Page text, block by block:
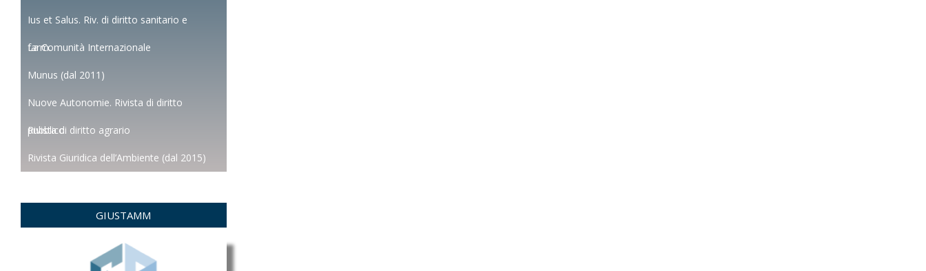
Ius et Salus. Riv. di diritto sanitario e
farm.
La Comunità Internazionale
Munus (dal 2011)
Nuove Autonomie. Rivista di diritto
pubblico
Rivista di diritto agrario
Rivista Giuridica dell’Ambiente (dal 2015)
GIUSTAMM